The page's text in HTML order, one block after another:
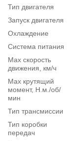
Тип двигателя
Запуск двигателя
Охлаждение
Система питания
Max скорость
движения, км/ч
Max крутящий
момент, Н.м./об/
мин
Тип трансмиссии
Тип коробки
передач